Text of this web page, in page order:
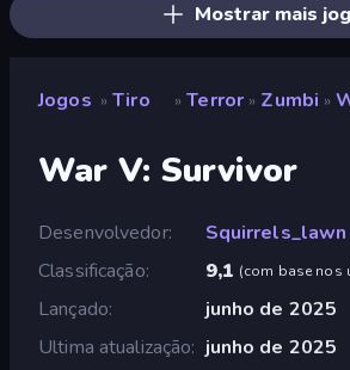
Mostrar mais
Jogos » Tiro » Terror » Zumbi »
War V: Survivor
Desenvolvedor
Squirrels_lawn
Classificação
9,1 (com base nos
Lançado
junho de 2025
Ultima atualização
junho de 2025